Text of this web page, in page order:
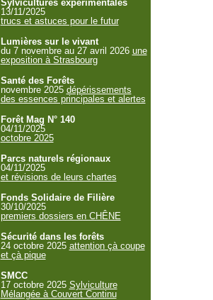
Sylvicultures expérimentales
13/11/2025
trucs et astuces pour le futur
Lumières sur le vivant
du 7 novembre au 27 avril 2026 une
exposition à Strasbourg
Santé des Forêts
novembre 2025 dépérissements
des essences principales et alertes
Forêt Mag N° 140
04/11/2025
octobre 2025
Parcs naturels régionaux
04/11/2025
et révisions de leurs chartes
Fonds Solidaire de Filière
30/10/2025
premiers dossiers en CHÊNE
Sécurité dans les forêts
24 octobre 2025 attention çà coupe
et çà pique
SMCC
17 octobre 2025 Sylviculture
Mélangée à Couvert Continu